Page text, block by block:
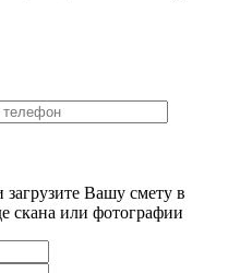
Вашу смету в
скана или фотографии